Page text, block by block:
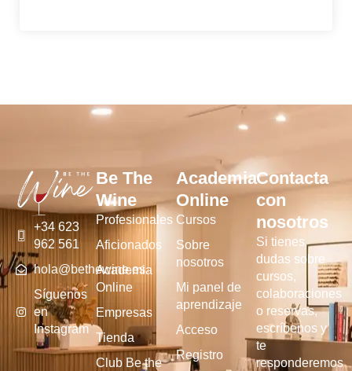
+34 623
962 561
hola@bethewine.es
Síguenos
en
Instagram
Be The
Wine
Profesionales
Aficionados
Academia
Online
Empresas
Tienda
Club Be the
Academia
Online
Cursos
Sobre
nosotros
Mi panel de
aprendizaje
Acceso
Registro
Contacta
con
nosotros
Si tienes
dudas sobre
cursos,
colaboraciones
o reservas,
escríbenos y
te
responderemos